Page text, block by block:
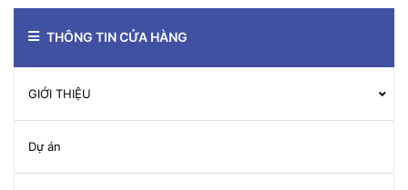
THÔNG TIN CỬA HÀNG
GIỚI THIỆU
Dự án